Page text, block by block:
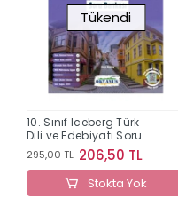
Tükendi
10. Sınıf Iceberg Türk
Dili ve Edebiyatı Soru
Bankası
295,00 TL 206,50 TL
Stokta Yok